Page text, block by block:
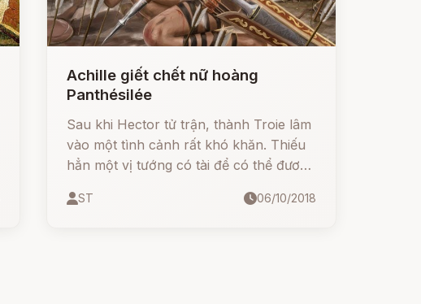
Achille giết chết nữ hoàng
Panthésilée
Sau khi Hector tử trận, thành Troie lâm
vào một tình cảnh rất khó khăn. Thiếu
hẳn một vị tướng có tài để có thể đương
là án binh bất động cố thủ trong thành.
ST 06/10/2018